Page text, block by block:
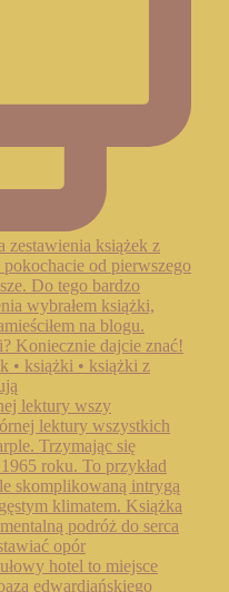
lektury wszy